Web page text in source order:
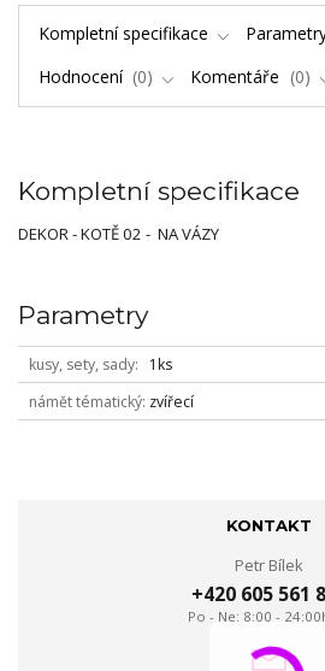
Kompletní specifikace
Hodnocení
0 Komentáře 0
Kompletní specifikace
DEKOR - KOTĚ 02 - NA VÁZY
Parametry
kusy, sety, sady
1ks
námět tématický zvířecí
KONTAKT
Petr Bílek
+420 605 561
Po - Ne: 8:00 -